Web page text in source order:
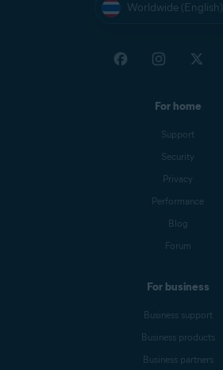
Worldwide (English)
For home
Support
Security
Privacy
Performance
Blog
Forum
For business
Business support
Business products
Business partners